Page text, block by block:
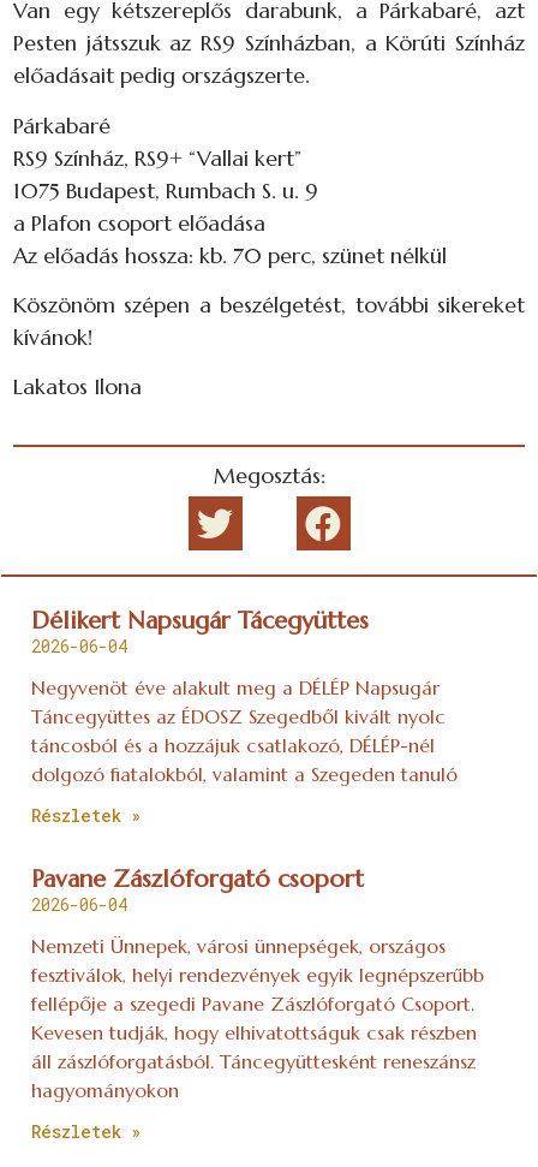
Van egy kétszereplős darabunk, a Párkabaré, azt
Pesten játsszuk az RS9 Színházban, a Körúti Színház
előadásait pedig országszerte.
Párkabaré
RS9 Színház, RS9+ “Vallai kert”
1075 Budapest, Rumbach S. u. 9
a Plafon csoport előadása
Az előadás hossza: kb. 70 perc, szünet nélkül
Köszönöm szépen a beszélgetést, további sikereket
kívánok!
Lakatos Ilona
Megosztás:
Délikert Napsugár Tácegyüttes
2026-06-04
Negyvenöt éve alakult meg a DÉLÉP Napsugár
Táncegyüttes az ÉDOSZ Szegedből kivált nyolc
táncosból és a hozzájuk csatlakozó, DÉLÉP-nél
dolgozó fiatalokból, valamint a Szegeden tanuló
Részletek »
Pavane Zászlóforgató csoport
2026-06-04
Nemzeti Ünnepek, városi ünnepségek, országos
fesztiválok, helyi rendezvények egyik legnépszerűbb
fellépője a szegedi Pavane Zászlóforgató Csoport.
Kevesen tudják, hogy elhivatottságuk csak részben
áll zászlóforgatásból. Táncegyüttesként reneszánsz
hagyományokon
Részletek »